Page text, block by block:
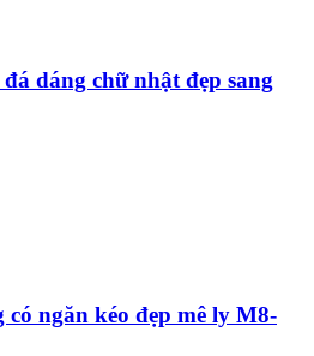
dáng chữ nhật đẹp sang
ngăn kéo đẹp mê ly M8-